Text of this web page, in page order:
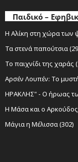
Παιδικό –
Η Αλίκη στη χώρα των
Τα στενά παπούτσια
Το παιχνίδι της χαράς
Αρσέν Λουπέν: Το
ΗΡΑΚΛΗΣ" - Ο ήρωας
Η Μάσα και ο
Μάγια η Μέλισσα (302)